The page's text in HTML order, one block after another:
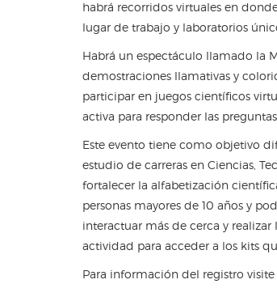
habrá recorridos virtuales en
lugar de trabajo y laboratorios
Habrá un espectáculo llamado la
demostraciones llamativas y
participar en juegos científicos
activa para responder las
Este evento tiene como objetivo
estudio de carreras en Ciencias,
fortalecer la alfabetización
personas mayores de 10 años y
interactuar más de cerca y
actividad para acceder a los kits
Para información del registro